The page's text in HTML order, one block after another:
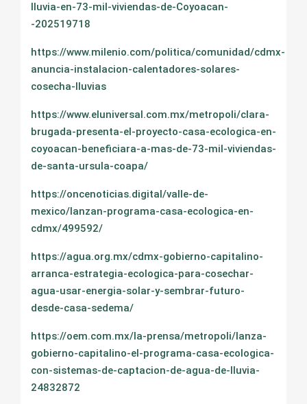
lluvia-en-73-mil-viviendas-de-Coyoacan-
-202519718
https://www.milenio.com/politica/comunidad/cdmx-
anuncia-instalacion-calentadores-solares-
cosecha-lluvias
https://www.eluniversal.com.mx/metropoli/clara-
brugada-presenta-el-proyecto-casa-ecologica-en-
coyoacan-beneficiara-a-mas-de-73-mil-viviendas-
de-santa-ursula-coapa/
https://oncenoticias.digital/valle-de-
mexico/lanzan-programa-casa-ecologica-en-
cdmx/499592/
https://agua.org.mx/cdmx-gobierno-capitalino-
arranca-estrategia-ecologica-para-cosechar-
agua-usar-energia-solar-y-sembrar-futuro-
desde-casa-sedema/
https://oem.com.mx/la-prensa/metropoli/lanza-
gobierno-capitalino-el-programa-casa-ecologica-
con-sistemas-de-captacion-de-agua-de-lluvia-
24832872